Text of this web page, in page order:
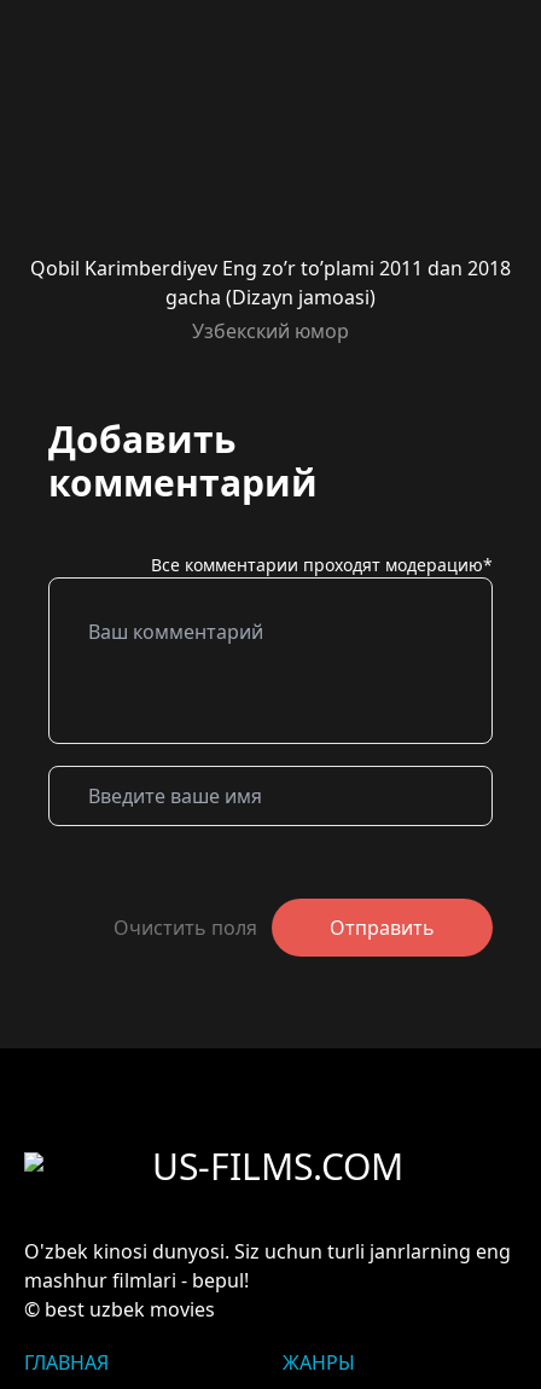
Qobil Karimberdiyev Eng zo’r to’plami 2011 dan 2018
gacha (Dizayn jamoasi)
Узбекский юмор
Добавить
комментарий
Все комментарии проходят модерацию*
Очистить поля Отправить
US-FILMS.COM
O'zbek kinosi dunyosi. Siz uchun turli janrlarning eng
mashhur filmlari - bepul!
© best uzbek movies
ГЛАВНАЯ
ЖАНРЫ